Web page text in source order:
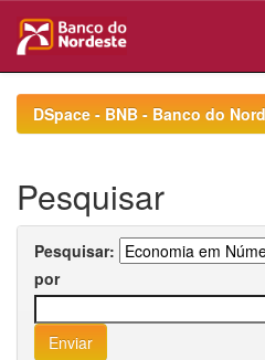
navigationDSpace - BNB - Banco do
Pesquisar
Pesquisar:
por